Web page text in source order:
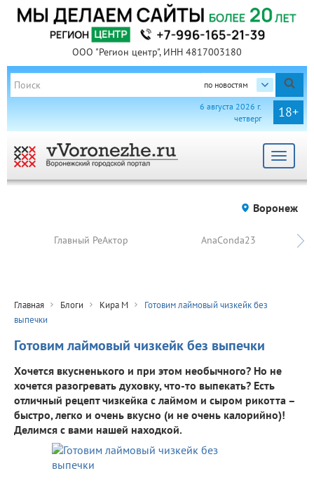
ООО "Регион центр", ИНН 4817003180
по новостям
18+
6 августа 2026 г.
четверг
Toggle
Воронеж
Главный РеАктор AnaConda23
Главная Блоги Кира М
Готовим лаймовый чизкейк без
выпечки
Готовим лаймовый чизкейк без выпечки
Хочется вкусненького и при этом необычного? Но не
хочется разогревать духовку, что-то выпекать? Есть
отличный рецепт чизкейка с лаймом и сыром рикотта –
быстро, легко и очень вкусно (и не очень калорийно)!
Делимся с вами нашей находкой.